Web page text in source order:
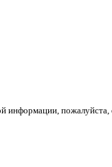
информации,